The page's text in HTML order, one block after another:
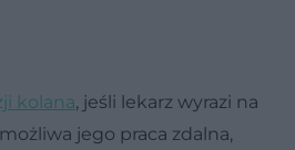
kolana, jeśli lekarz wyrazi na
jego praca zdalna,